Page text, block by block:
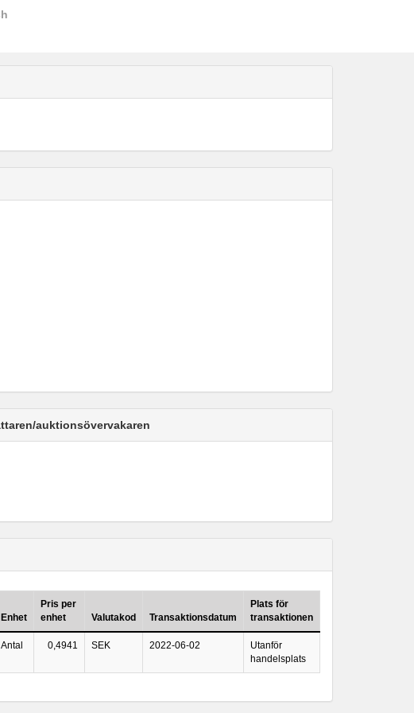
auktionsövervakaren
Enhet
Pris per
enhet
Valutakod Transaktionsdatum
Plats för
transaktionen
Antal 0,4941 SEK 2022-06-02
Utanför
handelsplats